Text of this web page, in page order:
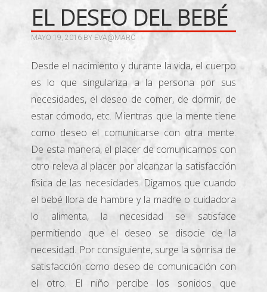
EL DESEO DEL BEBÉ
MAYO 19, 2016 BY EVA@MARC
Desde el nacimiento y durante la vida, el cuerpo
es lo que singulariza a la persona por sus
necesidades, el deseo de comer, de dormir, de
estar cómodo, etc. Mientras que la mente tiene
como deseo el comunicarse con otra mente.
De esta manera, el placer de comunicarnos con
otro releva al placer por alcanzar la satisfacción
física de las necesidades. Digamos que cuando
el bebé llora de hambre y la madre o cuidadora
lo alimenta, la necesidad se satisface
permitiendo que el deseo se disocie de la
necesidad. Por consiguiente, surge la sonrisa de
satisfacción como deseo de comunicación con
el otro. El niño percibe los sonidos que